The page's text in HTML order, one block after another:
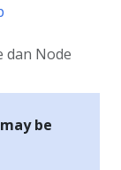
dan Node
be